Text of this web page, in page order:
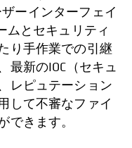
ザーインターフェイ
ムとセキュリティ
り手作業での引継
最新のIOC（セキュ
レピュテーション
して不審なファイ
できます。